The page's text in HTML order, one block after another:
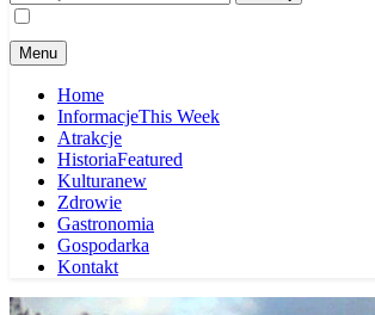
Menu
Home
InformacjeThis Week
Atrakcje
HistoriaFeatured
Kulturanew
Zdrowie
Gastronomia
Gospodarka
Kontakt